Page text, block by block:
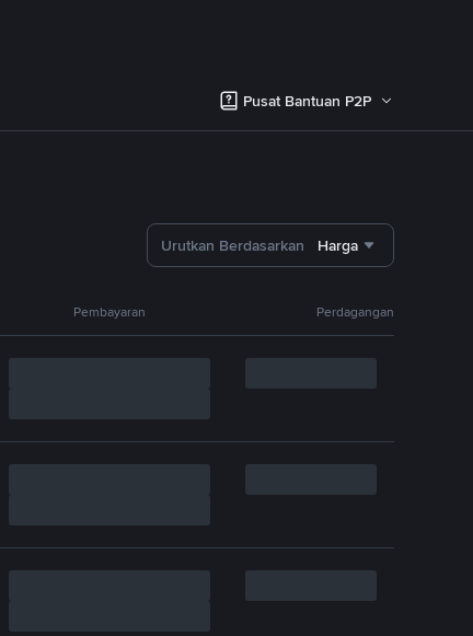
Pusat Bantuan P2P
Urutkan Berdasarkan Harga
Pembayaran Perdagangan